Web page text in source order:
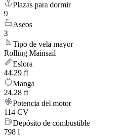
Plazas para dormir
9
Aseos
3
Tipo de vela mayor
Rolling Mainsail
Eslora
44.29 ft
Manga
24.28 ft
Potencia del motor
114 CV
Depósito de combustible
798 l